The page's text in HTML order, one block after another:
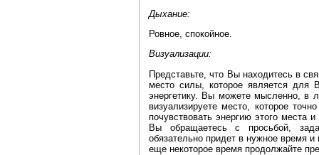
Дыхание:
Ровное, спокойное.
Визуализации:
Представьте, что Вы находитесь в
место силы, которое является
энергетику. Вы можете мысленно, в
визуализируете место, которое
почувствовать энергию этого
Вы обращаетесь с просьбой,
обязательно придет в нужное время
еще некоторое время продолжайте